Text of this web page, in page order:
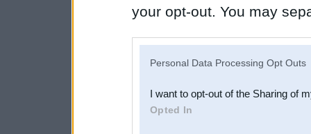
your opt-out. You may
Downstream Participants
third parties.
Personal Data Processing Opt Outs
I want to opt-out of the Sharing of
Opted In